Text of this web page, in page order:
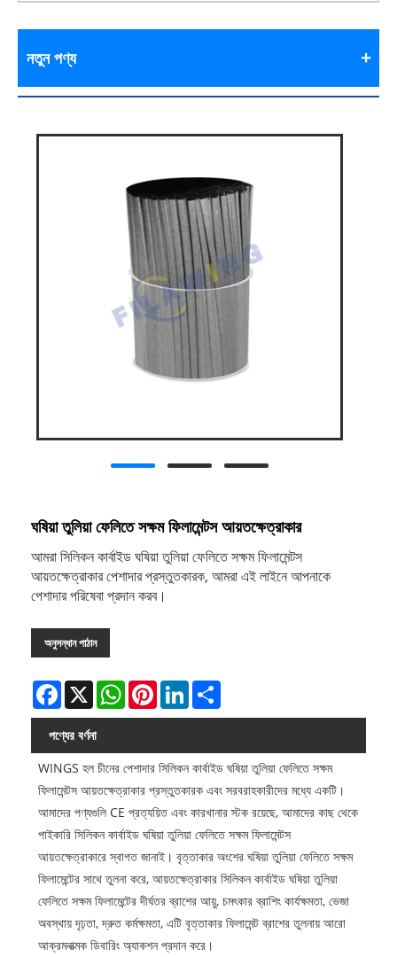
নতুন পণ্য
ঘষিয়া তুলিয়া ফেলিতে সক্ষম ফিলামেন্টস আয়তক্ষেত্রাকার
আমরা সিলিকন কার্বাইড ঘষিয়া তুলিয়া ফেলিতে সক্ষম ফিলামেন্টস
আয়তক্ষেত্রাকার পেশাদার প্রস্তুতকারক, আমরা এই লাইনে আপনাকে
পেশাদার পরিষেবা প্রদান করব।
অনুসন্ধান পাঠান
Facebook
X WhatsAppPinterestLinkedIn
পণ্যের বর্ণনা
WINGS হল চীনের পেশাদার সিলিকন কার্বাইড ঘষিয়া তুলিয়া ফেলিতে সক্ষম
ফিলামেন্টস আয়তক্ষেত্রাকার প্রস্তুতকারক এবং সরবরাহকারীদের মধ্যে একটি।
আমাদের পণ্যগুলি CE প্রত্যয়িত এবং কারখানার স্টক রয়েছে, আমাদের কাছ থেকে
পাইকারি সিলিকন কার্বাইড ঘষিয়া তুলিয়া ফেলিতে সক্ষম ফিলামেন্টস
আয়তক্ষেত্রাকারে স্বাগত জানাই। বৃত্তাকার অংশের ঘষিয়া তুলিয়া ফেলিতে সক্ষম
ফিলামেন্টের সাথে তুলনা করে, আয়তক্ষেত্রাকার সিলিকন কার্বাইড ঘষিয়া তুলিয়া
ফেলিতে সক্ষম ফিলামেন্টের দীর্ঘতর ব্রাশের আয়ু, চমৎকার ব্রাশিং কার্যক্ষমতা, ভেজা
অবস্থায় দৃঢ়তা, দ্রুত কর্মক্ষমতা, এটি বৃত্তাকার ফিলামেন্ট ব্রাশের তুলনায় আরো
আক্রমনাত্মক ডিবারিং অ্যাকশন প্রদান করে।